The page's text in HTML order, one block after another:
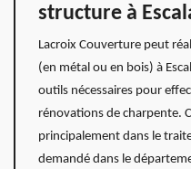
structure à
Lacroix Couverture peut
(en métal ou en bois) à
outils nécessaires pour
rénovations de charpente.
principalement dans le
demandé dans le